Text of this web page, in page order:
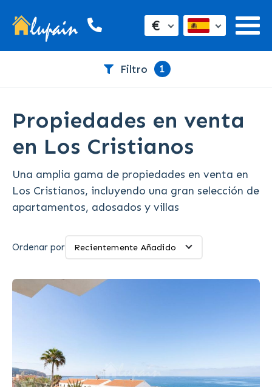
€
Filtro 1
Propiedades en venta
en Los Cristianos
Una amplia gama de propiedades en venta en
Los Cristianos, incluyendo una gran selección de
apartamentos, adosados ​​y villas
Ordenar por